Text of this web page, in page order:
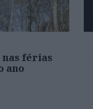
férias
ano